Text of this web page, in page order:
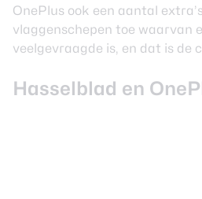
OnePlus ook een aantal
vlaggenschepen toe waarvan
veelgevraagde is, en dat is de
Hasselblad en